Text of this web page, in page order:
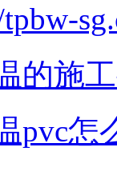
的施
pvc怎